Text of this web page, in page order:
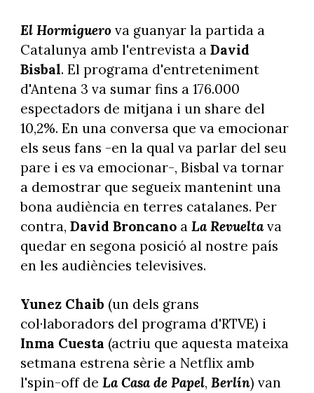
El Hormiguerova guanyar la partida a
Catalunya amb l'entrevista a David
Bisbal. El programa d'entreteniment
d'Antena 3 va sumar fins a 176.000
espectadors de mitjana i un share del
10,2%. En una conversa que va emocionar
els seus fans -en la qual va parlar del seu
pare i es va emocionar-, Bisbal va tornar
a demostrar que segueix mantenint una
bona audiència en terres catalanes. Per
contra, David Broncanoa La Revueltava
quedar en segona posició al nostre país
en les audiències televisives.
Yunez Chaib (un dels grans
col·laboradors del programa d'RTVE) i
Inma Cuesta (actriu que aquesta mateixa
setmana estrena sèrie a Netflix amb
l'spin-off de La Casa de Papel, Berlín) van